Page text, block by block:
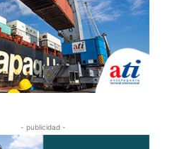
- publicidad -